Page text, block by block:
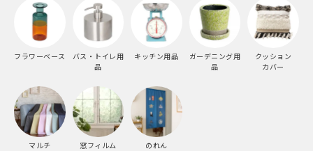
フラワーベース
バス・トイレ用
品
キッチン用品
ガーデニング用
品
クッション
カバー
マルチ
窓フィルム のれん